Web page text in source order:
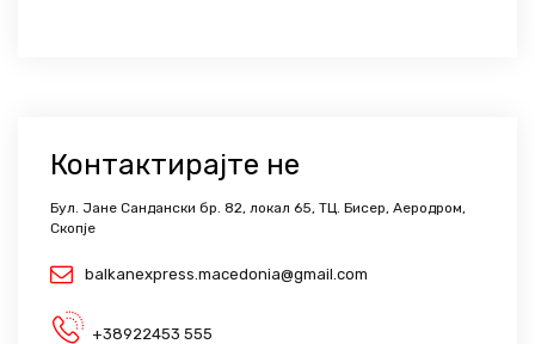
Контактирајте не
Бул. Јане Сандански бр. 82, локал 65, ТЦ. Бисер, Аеродром,
Скопје
balkanexpress.macedonia@gmail.com
+38922453 555